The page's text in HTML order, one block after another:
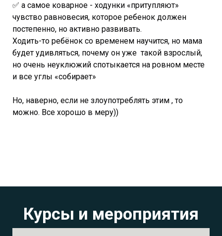
✅ а самое коварное - ходунки «притупляют»
чувство равновесия, которое ребенок должен
постепенно, но активно развивать.
Ходить-то ребёнок со временем научится, но мама
будет удивляться, почему он уже такой взрослый,
но очень неуклюжий спотыкается на ровном месте
и все углы «собирает»
Но, наверно, если не злоупотреблять этим , то
можно. Все хорошо в меру))
Курсы и мероприятия